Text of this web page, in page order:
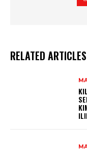
RELATED ARTICLES